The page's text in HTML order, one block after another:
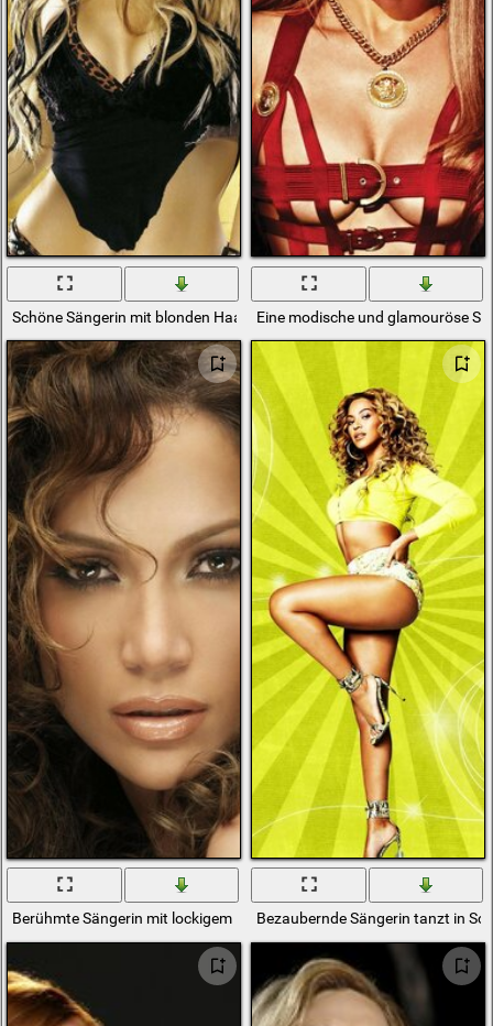
Schöne Sängerin mit blonden HaarenEine modische und glamouröse
Berühmte Sängerin mit lockigem HaarBezaubernde Sängerin tanzt in